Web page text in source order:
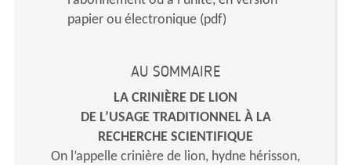
papier ou électronique (pdf)
AU SOMMAIRE
LA CRINIÈRE DE LION
DE L’USAGE TRADITIONNEL À LA
RECHERCHE SCIENTIFIQUE
On l’appelle crinière de lion, hydne hérisson,